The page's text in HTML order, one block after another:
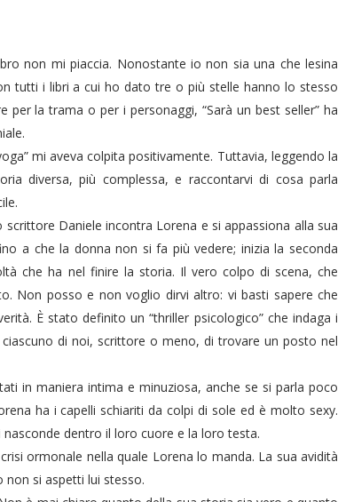
non mi piaccia. Nonostante io non sia una che lesina
tutti i libri a cui ho dato tre o più stelle hanno lo stesso
la trama o per i personaggi, “Sarà un best seller” ha
mi aveva colpita positivamente. Tuttavia, leggendo la
diversa, più complessa, e raccontarvi di cosa parla
Daniele incontra Lorena e si appassiona alla sua
a che la donna non si fa più vedere; inizia la seconda
che ha nel finire la storia. Il vero colpo di scena, che
Non posso e non voglio dirvi altro: vi basti sapere che
È stato definito un “thriller psicologico” che indaga i
di noi, scrittore o meno, di trovare un posto nel
in maniera intima e minuziosa, anche se si parla poco
ha i capelli schiariti da colpi di sole ed è molto sexy.
dentro il loro cuore e la loro testa.
ormonale nella quale Lorena lo manda. La sua avidità
si aspetti lui stesso.